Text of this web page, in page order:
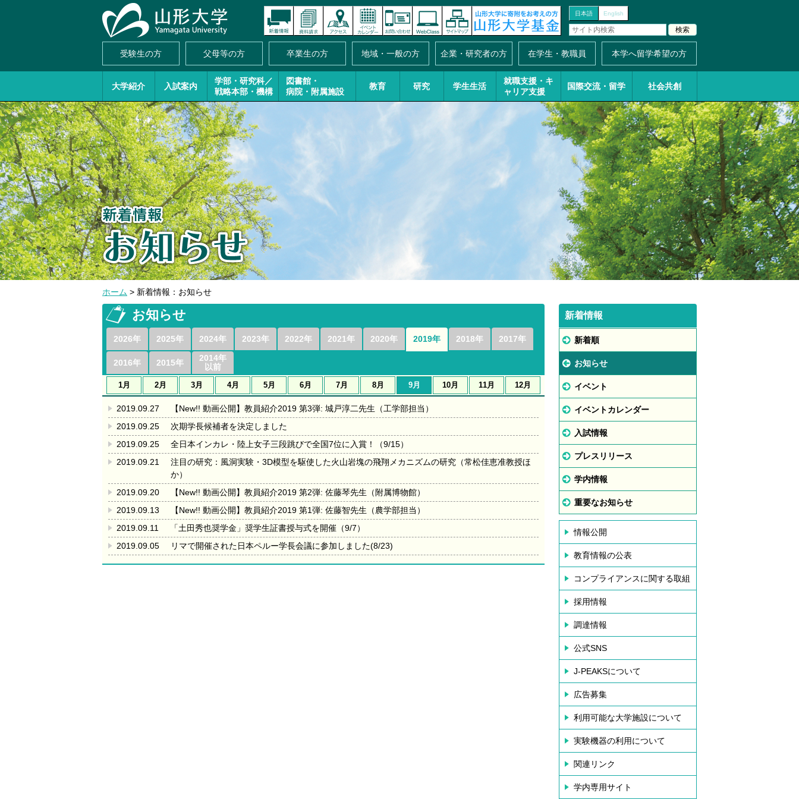
日本語 English
受験生の方 父母等の方 卒業生の方 地域・一般の方 企業・研究者の方 在学生・教職員 本学へ留学希望の方
大学紹介 入試案内
学部・研究科／
戦略本部・機構
図書館・
病院・附属施設
教育 研究 学生生活
就職支援・ キ
ャリア支援
国際交流・留学 社会共創
ホーム > 新着情報：お知らせ
お知らせ
2026年 2025年 2024年 2023年 2022年 2021年 2020年 2019年 2018年 2017年
2016年 2015年
2014年
以前
1月 2月 3月 4月 5月 6月 7月 8月 9月 10月 11月 12月
2019.09.27
【New!! 動画公開】教員紹介2019 第3弾: 城戸淳二先生（工学部担当）
2019.09.25
次期学長候補者を決定しました
2019.09.25
全日本インカレ・陸上女子三段跳びで全国7位に入賞！（9/15）
2019.09.21
注目の研究：風洞実験・3D模型を駆使した火山岩塊の飛翔メカニズムの研究（常松佳恵准教授ほ
か）
2019.09.20
【New!! 動画公開】教員紹介2019 第2弾: 佐藤琴先生（附属博物館）
2019.09.13
【New!! 動画公開】教員紹介2019 第1弾: 佐藤智先生（農学部担当）
2019.09.11
「土田秀也奨学金」奨学生証書授与式を開催（9/7）
2019.09.05
リマで開催された日本ペルー学長会議に参加しました(8/23)
新着情報
新着順
お知らせ
イベント
イベントカレンダー
入試情報
プレスリリース
学内情報
重要なお知らせ
情報公開
教育情報の公表
コンプライアンスに関する取組
採用情報
調達情報
公式SNS
J-PEAKSについて
広告募集
利用可能な大学施設について
実験機器の利用について
関連リンク
学内専用サイト